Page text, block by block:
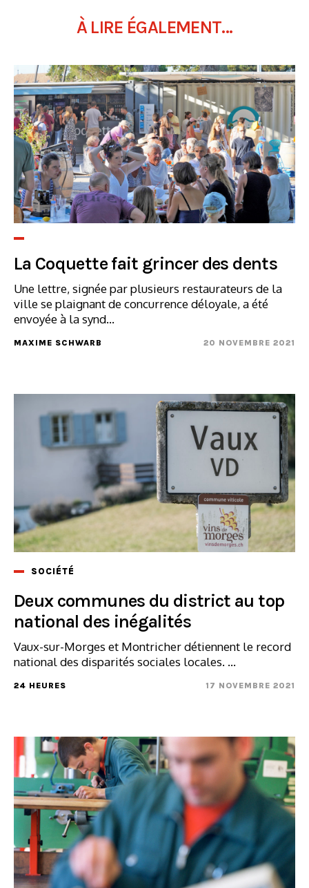
À LIRE ÉGALEMENT...
La Coquette fait grincer des dents
Une lettre, signée par plusieurs restaurateurs de la
ville se plaignant de concurrence déloyale, a été
envoyée à la synd...
MAXIME SCHWARB 20 NOVEMBRE 2021
SOCIÉTÉ
Deux communes du district au top
national des inégalités
Vaux-sur-Morges et Montricher détiennent le record
national des disparités sociales locales. ...
24 HEURES 17 NOVEMBRE 2021